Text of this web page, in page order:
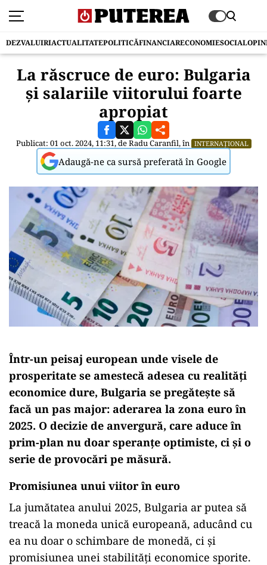
DEZVALUIRIACTUALITATEPOLITICĂFINANCIARECONOMIESOCIAL
La răscruce de euro: Bulgaria
și salariile viitorului foarte
apropiat
Publicat: 01 oct. 2024, 11:31, deRadu Caranfil, în INTERNAȚIONAL
Adaugă-ne ca sursă preferată în Google
Într-un peisaj european unde visele de
prosperitate se amestecă adesea cu realități
economice dure, Bulgaria se pregătește să
facă un pas major: aderarea la zona euro în
2025. O decizie de anvergură, care aduce în
prim-plan nu doar speranțe optimiste, ci și o
serie de provocări pe măsură.
Promisiunea unui viitor în euro
La jumătatea anului 2025, Bulgaria ar putea să
treacă la moneda unică europeană, aducând cu
ea nu doar o schimbare de monedă, ci și
promisiunea unei stabilități economice sporite.